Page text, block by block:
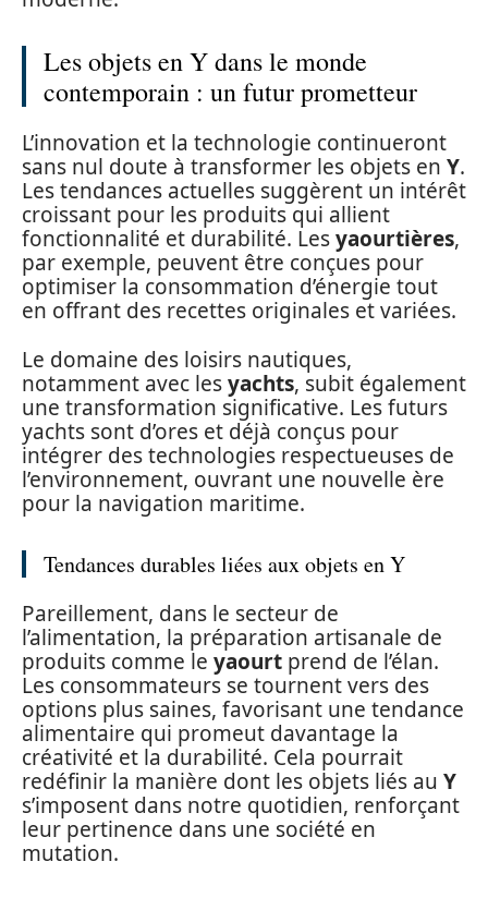
Les objets en Y dans le monde
contemporain : un futur prometteur
L’innovation et la technologie continueront
sans nul doute à transformer les objets en Y.
Les tendances actuelles suggèrent un intérêt
croissant pour les produits qui allient
fonctionnalité et durabilité. Lesyaourtières,
par exemple, peuvent être conçues pour
optimiser la consommation d’énergie tout
en offrant des recettes originales et variées.
Le domaine des loisirs nautiques,
notamment avec lesyachts, subit également
une transformation significative. Les futurs
yachts sont d’ores et déjà conçus pour
intégrer des technologies respectueuses de
l’environnement, ouvrant une nouvelle ère
pour la navigation maritime.
Tendances durables liées aux objets en Y
Pareillement, dans le secteur de
l’alimentation, la préparation artisanale de
produits comme le yaourt prend de l’élan.
Les consommateurs se tournent vers des
options plus saines, favorisant une tendance
alimentaire qui promeut davantage la
créativité et la durabilité. Cela pourrait
redéfinir la manière dont les objets liés au Y
s’imposent dans notre quotidien, renforçant
leur pertinence dans une société en
mutation.